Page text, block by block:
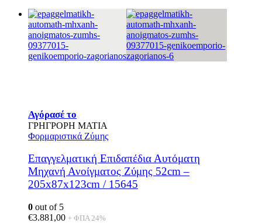
Αγόρασέ το
ΓΡΗΓΡΟΡΗ ΜΑΤΙΑ
Φορμαριστικά Ζύμης
Επαγγελματική Επιδαπέδια Αυτόματη
Μηχανή Ανοίγματος Ζύμης 52cm –
205x87x123cm / 15645
0 out of 5
€3.881,00 + ΦΠΑ 24%